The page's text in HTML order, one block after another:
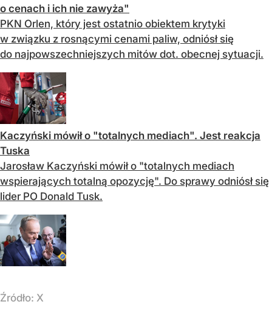
o cenach i ich nie zawyża"
PKN Orlen, który jest ostatnio obiektem krytyki
w związku z rosnącymi cenami paliw, odniósł się
do najpowszechniejszych mitów dot. obecnej sytuacji.
Kaczyński mówił o "totalnych mediach". Jest reakcja
Tuska
Jarosław Kaczyński mówił o "totalnych mediach
wspierających totalną opozycję". Do sprawy odniósł się
lider PO Donald Tusk.
Źródło: X